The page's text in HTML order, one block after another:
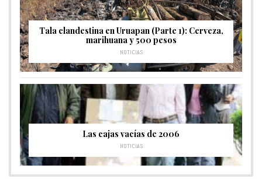
Tala clandestina en Uruapan (Parte 1): Cerveza,
marihuana y 500 pesos
NOTICIAS
Las cajas vacías de 2006
NOTICIAS